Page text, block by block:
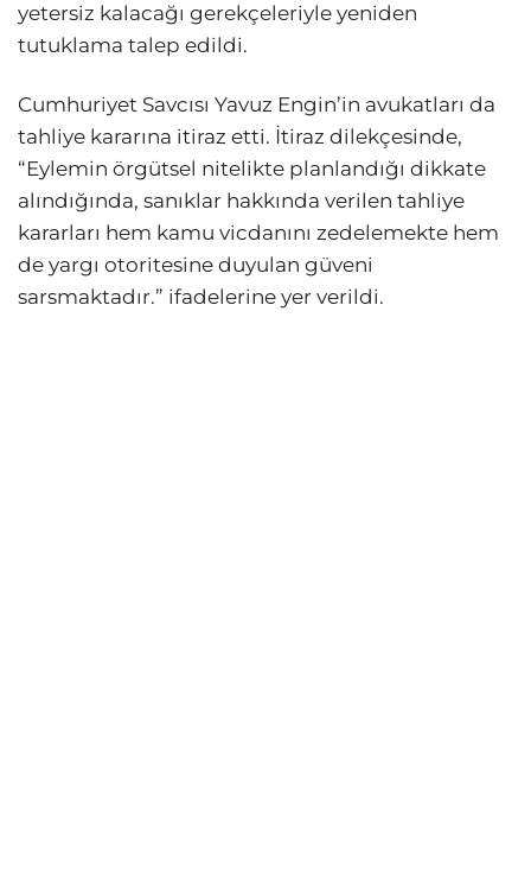
yetersiz kalacağı gerekçeleriyle yeniden
tutuklama talep edildi.
Cumhuriyet Savcısı Yavuz Engin’in avukatları da
tahliye kararına itiraz etti. İtiraz dilekçesinde,
“Eylemin örgütsel nitelikte planlandığı dikkate
alındığında, sanıklar hakkında verilen tahliye
kararları hem kamu vicdanını zedelemekte hem
de yargı otoritesine duyulan güveni
sarsmaktadır.” ifadelerine yer verildi.